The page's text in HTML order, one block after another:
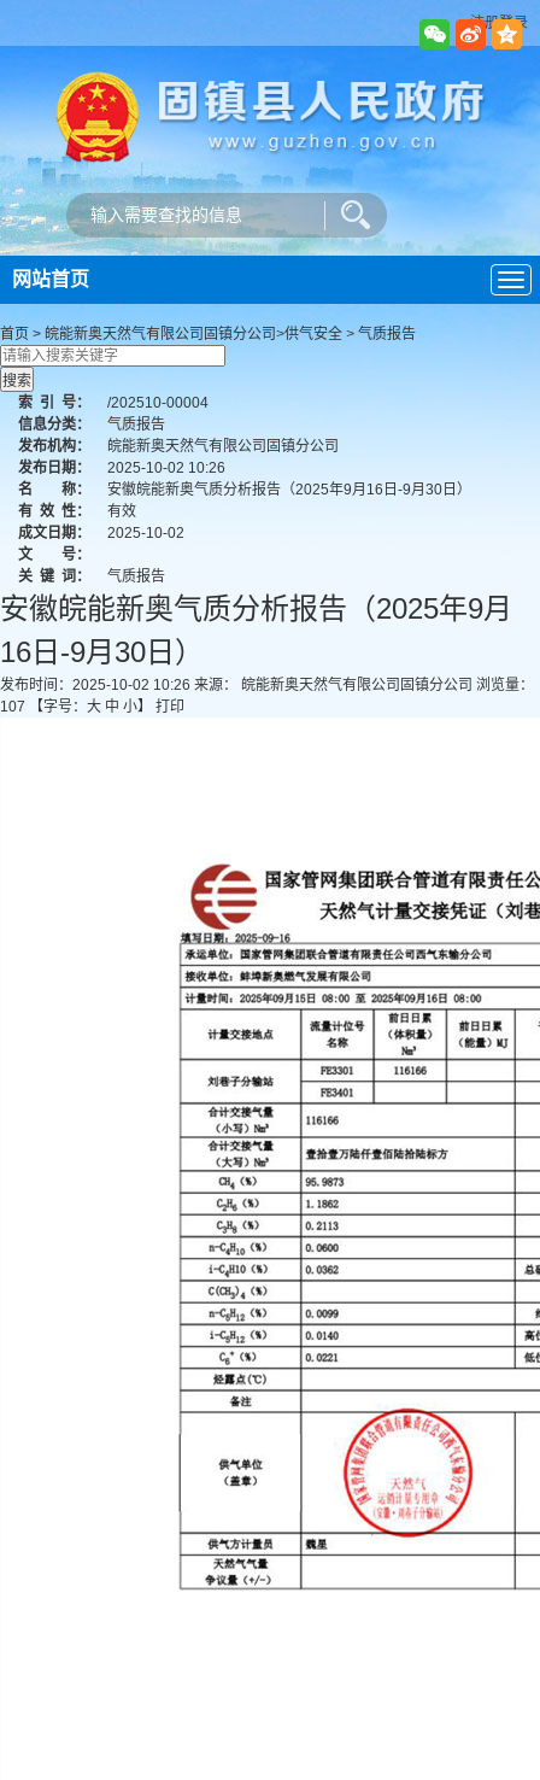
注册登录
导
航
网站首页
首页 > 皖能新奥天然气有限公司固镇分公司 >供气安全 > 气质报告
索 引 号：
/202510-00004
信息分类：
气质报告
发布机构：
皖能新奥天然气有限公司固镇分公司
发布日期：
2025-10-02 10:26
名 称：
安徽皖能新奥气质分析报告（2025年9月16日-9月30日）
有 效 性：
有效
成文日期：
2025-10-02
文 号：
关 键 词： 气质报告
安徽皖能新奥气质分析报告（2025年9月
16日-9月30日）
发布时间：2025-10-02 10:26 来源： 皖能新奥天然气有限公司固镇分公司 浏览量：
107
【字号： 大 中 小】 打印